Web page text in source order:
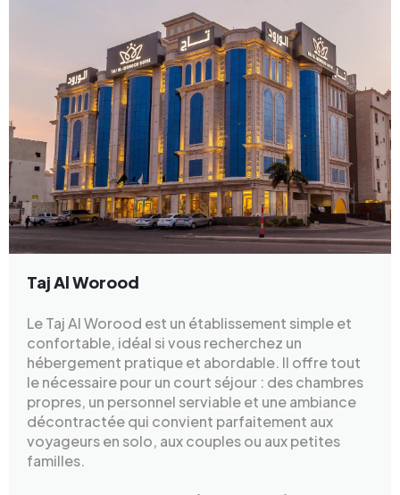
Taj Al Worood
Le Taj Al Worood est un établissement simple et
confortable, idéal si vous recherchez un
hébergement pratique et abordable. Il offre tout
le nécessaire pour un court séjour : des chambres
propres, un personnel serviable et une ambiance
décontractée qui convient parfaitement aux
voyageurs en solo, aux couples ou aux petites
familles.